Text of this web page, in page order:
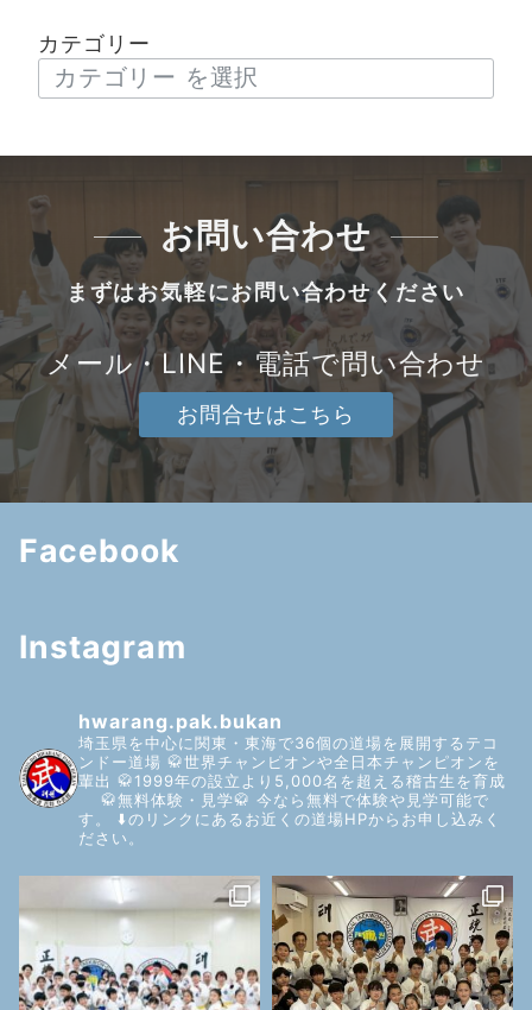
カテゴリー
お問い合わせ
まずはお気軽にお問い合わせください
メール・LINE・電話で問い合わせ
お問合せはこちら
Facebook
Instagram
hwarang.pak.bukan
埼玉県を中心に関東・東海で36個の道場を展開するテコ
ンドー道場 🥋世界チャンピオンや全日本チャンピオンを
輩出 🥋1999年の設立より5,000名を超える稽古生を育成
🥋無料体験・見学🥋 今なら無料で体験や見学可能で
す。
⬇️のリンクにあるお近くの道場HPからお申し込みく
ださい。